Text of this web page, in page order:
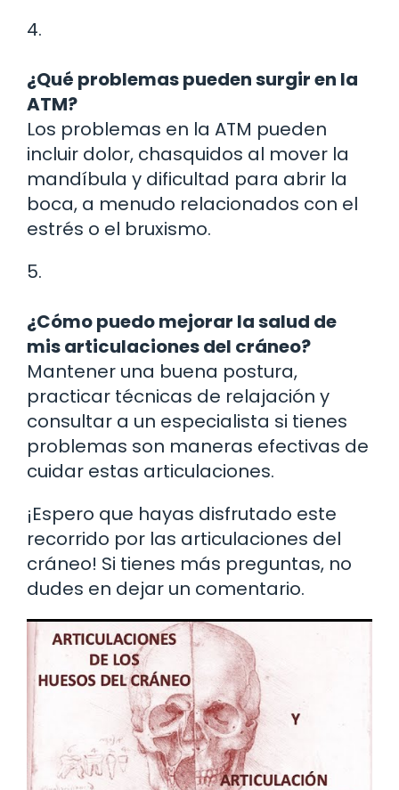
4.
¿Qué problemas pueden surgir en la
ATM?
Los problemas en la ATM pueden
incluir dolor, chasquidos al mover la
mandíbula y dificultad para abrir la
boca, a menudo relacionados con el
estrés o el bruxismo.
5.
¿Cómo puedo mejorar la salud de
mis articulaciones del cráneo?
Mantener una buena postura,
practicar técnicas de relajación y
consultar a un especialista si tienes
problemas son maneras efectivas de
cuidar estas articulaciones.
¡Espero que hayas disfrutado este
recorrido por las articulaciones del
cráneo! Si tienes más preguntas, no
dudes en dejar un comentario.